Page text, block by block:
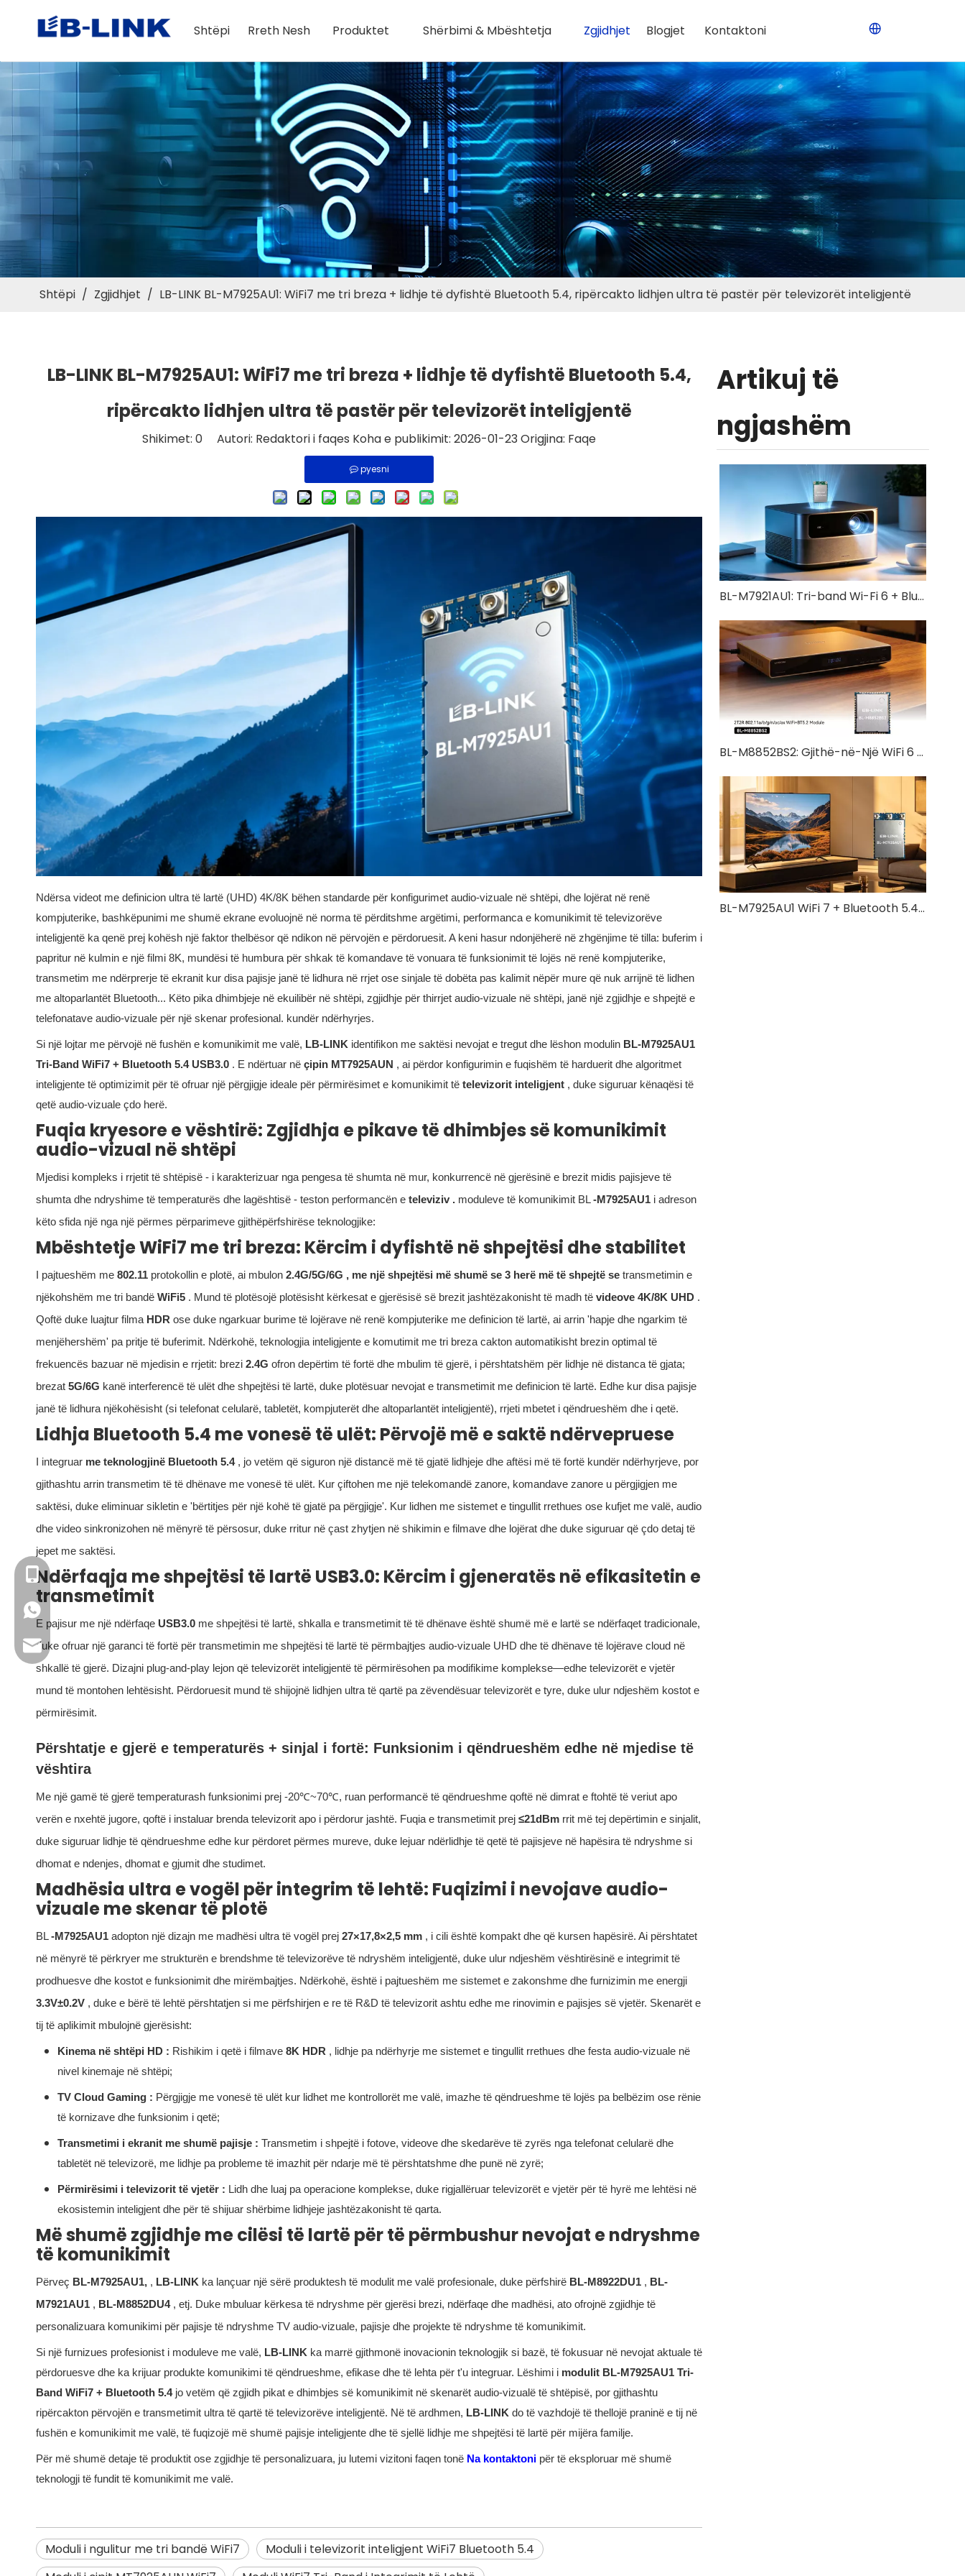
Shtëpi Rreth Nesh Produktet Shërbimi & Mbështetja Zgjidhjet Blogjet Kontaktoni
Shtëpi / Zgjidhjet / LB-LINK BL-M7925AU1: WiFi7 me tri breza + lidhje të dyfishtë Bluetooth 5.4, ripërcakto lidhjen ultra të pastër për televizorët inteligjentë
LB-LINK BL-M7925AU1: WiFi7 me tri breza + lidhje të dyfishtë Bluetooth 5.4,
ripërcakto lidhjen ultra të pastër për televizorët inteligjentë
Shikimet: 0 Autori: Redaktori i faqes Koha e publikimit: 2026-01-23 Origjina: Faqe
pyesni
Ndërsa videot me definicion ultra të lartë (UHD) 4K/8K bëhen standarde për konfigurimet audio-vizuale në shtëpi, dhe lojërat në renë
kompjuterike, bashkëpunimi me shumë ekrane evoluojnë në norma të përditshme argëtimi, performanca e komunikimit të televizorëve
inteligjentë ka qenë prej kohësh një faktor thelbësor që ndikon në përvojën e përdoruesit. A keni hasur ndonjëherë në zhgënjime të tilla: buferim i
papritur në kulmin e një filmi 8K, mundësi të humbura për shkak të komandave të vonuara të funksionimit të lojës në renë kompjuterike,
transmetim me ndërprerje të ekranit kur disa pajisje janë të lidhura në rrjet ose sinjale të dobëta pas kalimit nëpër mure që nuk arrijnë të lidhen
me altoparlantët Bluetooth... Këto pika dhimbjeje në ekuilibër në shtëpi, zgjidhje për thirrjet audio-vizuale në shtëpi, janë një zgjidhje e shpejtë e
telefonatave audio-vizuale për një skenar profesional. kundër ndërhyrjes.
Si një lojtar me përvojë në fushën e komunikimit me valë, LB-LINK identifikon me saktësi nevojat e tregut dhe lëshon modulin BL-M7925AU1
Tri-Band WiFi7 + Bluetooth 5.4 USB3.0 . E ndërtuar në çipin MT7925AUN , ai përdor konfigurimin e fuqishëm të harduerit dhe algoritmet
inteligjente të optimizimit për të ofruar një përgjigje ideale për përmirësimet e komunikimit të televizorit inteligjent , duke siguruar kënaqësi të
qetë audio-vizuale çdo herë.
Fuqia kryesore e vështirë: Zgjidhja e pikave të dhimbjes së komunikimit
audio-vizual në shtëpi
Mjedisi kompleks i rrjetit të shtëpisë - i karakterizuar nga pengesa të shumta në mur, konkurrencë në gjerësinë e brezit midis pajisjeve të
shumta dhe ndryshime të temperaturës dhe lagështisë - teston performancën e televiziv . moduleve të komunikimit BL-M7925AU1 i adreson
këto sfida një nga një përmes përparimeve gjithëpërfshirëse teknologjike:
Mbështetje WiFi7 me tri breza: Kërcim i dyfishtë në shpejtësi dhe stabilitet
I pajtueshëm me 802.11 protokollin e plotë, ai mbulon 2.4G/5G/6G , me një shpejtësi më shumë se 3 herë më të shpejtë se transmetimin e
njëkohshëm me tri bandë WiFi5 . Mund të plotësojë plotësisht kërkesat e gjerësisë së brezit jashtëzakonisht të madh të videove 4K/8K UHD .
Qoftë duke luajtur filma HDR ose duke ngarkuar burime të lojërave në renë kompjuterike me definicion të lartë, ai arrin 'hapje dhe ngarkim të
menjëhershëm' pa pritje të buferimit. Ndërkohë, teknologjia inteligjente e komutimit me tri breza cakton automatikisht brezin optimal të
frekuencës bazuar në mjedisin e rrjetit: brezi 2.4G ofron depërtim të fortë dhe mbulim të gjerë, i përshtatshëm për lidhje në distanca të gjata;
brezat 5G/6G kanë interferencë të ulët dhe shpejtësi të lartë, duke plotësuar nevojat e transmetimit me definicion të lartë. Edhe kur disa pajisje
janë të lidhura njëkohësisht (si telefonat celularë, tabletët, kompjuterët dhe altoparlantët inteligjentë), rrjeti mbetet i qëndrueshëm dhe i qetë.
Lidhja Bluetooth 5.4 me vonesë të ulët: Përvojë më e saktë ndërvepruese
I integruar me teknologjinë Bluetooth 5.4 , jo vetëm që siguron një distancë më të gjatë lidhjeje dhe aftësi më të fortë kundër ndërhyrjeve, por
gjithashtu arrin transmetim të të dhënave me vonesë të ulët. Kur çiftohen me një telekomandë zanore, komandave zanore u përgjigjen me
saktësi, duke eliminuar sikletin e 'bërtitjes për një kohë të gjatë pa përgjigje'. Kur lidhen me sistemet e tingullit rrethues ose kufjet me valë, audio
dhe video sinkronizohen në mënyrë të përsosur, duke rritur në çast zhytjen në shikimin e filmave dhe lojërat dhe duke siguruar që çdo detaj të
jepet me saktësi.
Ndërfaqja me shpejtësi të lartë USB3.0: Kërcim i gjeneratës në efikasitetin e
transmetimit
E pajisur me një ndërfaqe USB3.0 me shpejtësi të lartë, shkalla e transmetimit të të dhënave është shumë më e lartë se ndërfaqet tradicionale,
duke ofruar një garanci të fortë për transmetimin me shpejtësi të lartë të përmbajtjes audio-vizuale UHD dhe të dhënave të lojërave cloud në
shkallë të gjerë. Dizajni plug-and-play lejon që televizorët inteligjentë të përmirësohen pa modifikime komplekse—edhe televizorët e vjetër
mund të montohen lehtësisht. Përdoruesit mund të shijojnë lidhjen ultra të qartë pa zëvendësuar televizorët e tyre, duke ulur ndjeshëm kostot e
përmirësimit.
Përshtatje e gjerë e temperaturës + sinjal i fortë: Funksionim i qëndrueshëm edhe në mjedise të
vështira
Me një gamë të gjerë temperaturash funksionimi prej -20℃~70℃, ruan performancë të qëndrueshme qoftë në dimrat e ftohtë të veriut apo
verën e nxehtë jugore, qoftë i instaluar brenda televizorit apo i përdorur jashtë. Fuqia e transmetimit prej ≤21dBm rrit më tej depërtimin e sinjalit,
duke siguruar lidhje të qëndrueshme edhe kur përdoret përmes mureve, duke lejuar ndërlidhje të qetë të pajisjeve në hapësira të ndryshme si
dhomat e ndenjes, dhomat e gjumit dhe studimet.
Madhësia ultra e vogël për integrim të lehtë: Fuqizimi i nevojave audio-
vizuale me skenar të plotë
BL-M7925AU1 adopton një dizajn me madhësi ultra të vogël prej 27×17,8×2,5 mm , i cili është kompakt dhe që kursen hapësirë. Ai përshtatet
në mënyrë të përkryer me strukturën e brendshme të televizorëve të ndryshëm inteligjentë, duke ulur ndjeshëm vështirësinë e integrimit të
prodhuesve dhe kostot e funksionimit dhe mirëmbajtjes. Ndërkohë, është i pajtueshëm me sistemet e zakonshme dhe furnizimin me energji
3.3V±0.2V , duke e bërë të lehtë përshtatjen si me përfshirjen e re të R&D të televizorit ashtu edhe me rinovimin e pajisjes së vjetër. Skenarët e
tij të aplikimit mbulojnë gjerësisht:
Kinema në shtëpi HD : Rishikim i qetë i filmave 8K HDR , lidhje pa ndërhyrje me sistemet e tingullit rrethues dhe festa audio-vizuale në
nivel kinemaje në shtëpi;
TV Cloud Gaming : Përgjigje me vonesë të ulët kur lidhet me kontrollorët me valë, imazhe të qëndrueshme të lojës pa belbëzim ose rënie
të kornizave dhe funksionim i qetë;
Transmetimi i ekranit me shumë pajisje : Transmetim i shpejtë i fotove, videove dhe skedarëve të zyrës nga telefonat celularë dhe
tabletët në televizorë, me lidhje pa probleme të imazhit për ndarje më të përshtatshme dhe punë në zyrë;
Përmirësimi i televizorit të vjetër : Lidh dhe luaj pa operacione komplekse, duke rigjallëruar televizorët e vjetër për të hyrë me lehtësi në
ekosistemin inteligjent dhe për të shijuar shërbime lidhjeje jashtëzakonisht të qarta.
Më shumë zgjidhje me cilësi të lartë për të përmbushur nevojat e ndryshme
të komunikimit
Përveç BL-M7925AU1, , LB-LINK ka lançuar një sërë produktesh të modulit me valë profesionale, duke përfshirë BL-M8922DU1 , BL-
M7921AU1 , BL-M8852DU4 , etj. Duke mbuluar kërkesa të ndryshme për gjerësi brezi, ndërfaqe dhe madhësi, ato ofrojnë zgjidhje të
personalizuara komunikimi për pajisje të ndryshme TV audio-vizuale, pajisje dhe projekte të ndryshme të komunikimit.
Si një furnizues profesionist i moduleve me valë, LB-LINK ka marrë gjithmonë inovacionin teknologjik si bazë, të fokusuar në nevojat aktuale të
përdoruesve dhe ka krijuar produkte komunikimi të qëndrueshme, efikase dhe të lehta për t'u integruar. Lëshimi i modulit BL-M7925AU1 Tri-
Band WiFi7 + Bluetooth 5.4 jo vetëm që zgjidh pikat e dhimbjes së komunikimit në skenarët audio-vizualë të shtëpisë, por gjithashtu
ripërcakton përvojën e transmetimit ultra të qartë të televizorëve inteligjentë. Në të ardhmen, LB-LINK do të vazhdojë të thellojë praninë e tij në
fushën e komunikimit me valë, të fuqizojë më shumë pajisje inteligjente dhe të sjellë lidhje me shpejtësi të lartë për mijëra familje.
Për më shumë detaje të produktit ose zgjidhje të personalizuara, ju lutemi vizitoni faqen tonë Na kontaktoni për të eksploruar më shumë
teknologji të fundit të komunikimit me valë.
Moduli i ngulitur me tri bandë WiFi7
Moduli i televizorit inteligjent WiFi7 Bluetooth 5.4
Artikuj të
ngjashëm
BL-M7921AU1: Tri-band Wi-Fi 6 + Bluetooth 5.4 USB 3.0 Moduli | Zgjidhje pa tela me shpejtësi të lartë për IoT dhe pajisje industriale
BL-M8852BS2: Gjithë-në-Një WiFi 6 + Bluetooth 5.2 Zgjidhje me valë
BL-M7925AU1 WiFi 7 + Bluetooth 5.4 Moduli Combo | Zgjidhje pa tela me tre breza me shpejtësi të lartë
+86- 13923714138
Email-i i biznesit: sales@lb-link.com
Email-i i ankesës: ankesë@lb-link.com